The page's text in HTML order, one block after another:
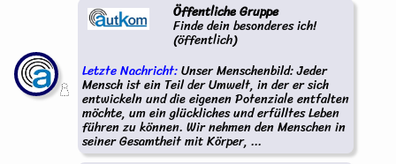
Öffentliche Gruppe
Finde dein besonderes ich!
(öffentlich)
Letzte Nachricht:Unser Menschenbild: Jeder
Mensch ist ein Teil der Umwelt, in der er sich
entwickeln und die eigenen Potenziale entfalten
möchte, um ein glückliches und erfülltes Leben
führen zu können. Wir nehmen den Menschen in
seiner Gesamtheit mit Körper, ...